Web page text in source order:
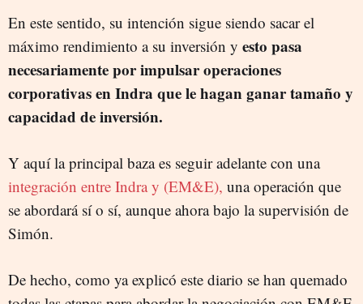
En este sentido, su intención sigue siendo sacar el
máximo rendimiento a su inversión y esto pasa
necesariamente por impulsar operaciones
corporativas en Indra que le hagan ganar tamaño y
capacidad de inversión.
Y aquí la principal baza es seguir adelante con una
integración entre Indra y (EM&E), una operación que
se abordará sí o sí, aunque ahora bajo la supervisión de
Simón.
De hecho, como ya explicó este diario se han quemado